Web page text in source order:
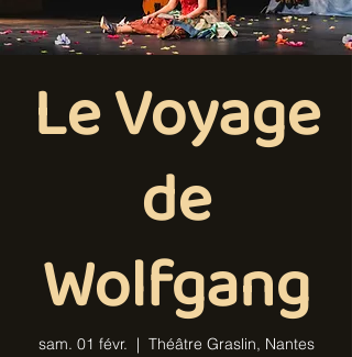
Le Voyage
de
Wolfgang
sam. 01 févr.
  |
Théâtre Graslin, Nantes